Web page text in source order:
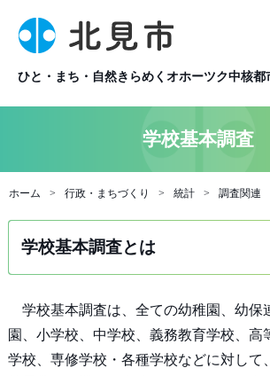
ひと・まち・自然きらめくオホーツク中核都
学校基本調査
ホーム 行政・まちづくり 統計 調査関連
学校基本調査とは
学校基本調査は、全ての幼稚園、幼保
園、小学校、中学校、義務教育学校、高
学校、専修学校・各種学校などに対して